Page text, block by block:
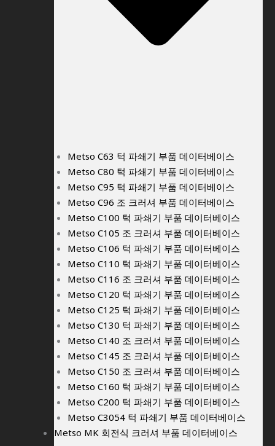
Metso C63 턱 파쇄기 부품 데이터베이스
Metso C80 턱 파쇄기 부품 데이터베이스
Metso C95 턱 파쇄기 부품 데이터베이스
Metso C96 조 크러셔 부품 데이터베이스
Metso C100 턱 파쇄기 부품 데이터베이스
Metso C105 조 크러셔 부품 데이터베이스
Metso C106 턱 파쇄기 부품 데이터베이스
Metso C110 턱 파쇄기 부품 데이터베이스
Metso C116 조 크러셔 부품 데이터베이스
Metso C120 턱 파쇄기 부품 데이터베이스
Metso C125 턱 파쇄기 부품 데이터베이스
Metso C130 턱 파쇄기 부품 데이터베이스
Metso C140 조 크러셔 부품 데이터베이스
Metso C145 조 크러셔 부품 데이터베이스
Metso C150 조 크러셔 부품 데이터베이스
Metso C160 턱 파쇄기 부품 데이터베이스
Metso C200 턱 파쇄기 부품 데이터베이스
Metso C3054 턱 파쇄기 부품 데이터베이스
Metso MK 회전식 크러셔 부품 데이터베이스